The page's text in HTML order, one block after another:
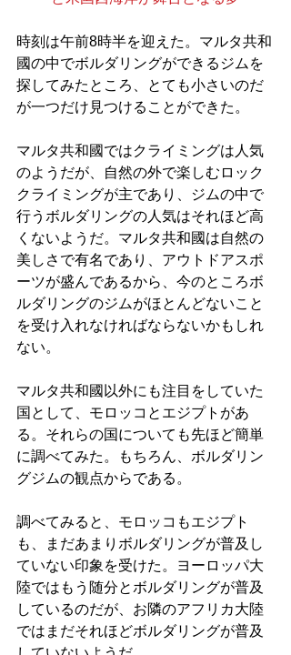
時刻は午前8時半を迎えた。マルタ共和
國の中でボルダリングができるジムを
探してみたところ、とても小さいのだ
が一つだけ見つけることができた。
マルタ共和國ではクライミングは人気
のようだが、自然の外で楽しむロック
クライミングが主であり、ジムの中で
行うボルダリングの人気はそれほど高
くないようだ。マルタ共和國は自然の
美しさで有名であり、アウトドアスポ
ーツが盛んであるから、今のところボ
ルダリングのジムがほとんどないこと
を受け入れなければならないかもしれ
ない。
マルタ共和國以外にも注目をしていた
国として、モロッコとエジプトがあ
る。それらの国についても先ほど簡単
に調べてみた。もちろん、ボルダリン
グジムの観点からである。
調べてみると、モロッコもエジプト
も、まだあまりボルダリングが普及し
ていない印象を受けた。ヨーロッパ大
陸ではもう随分とボルダリングが普及
しているのだが、お隣のアフリカ大陸
ではまだそれほどボルダリングが普及